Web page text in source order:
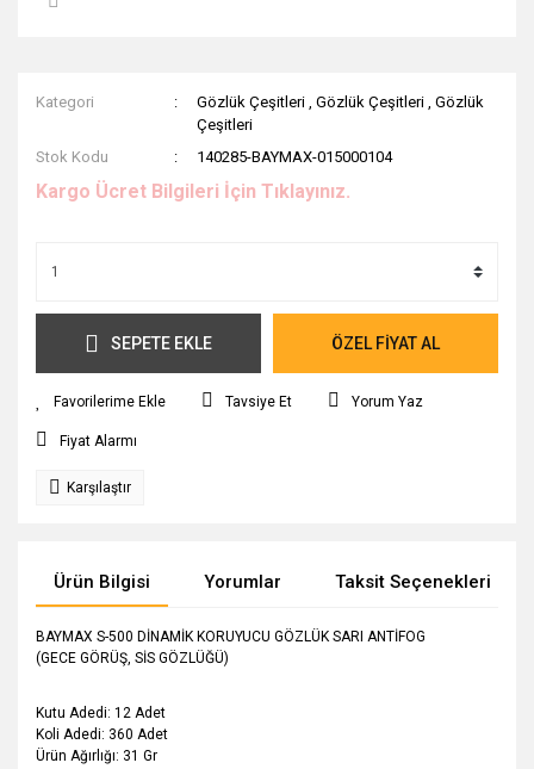
Kategori Gözlük Çeşitleri ,Gözlük Çeşitleri ,Gözlük
Çeşitleri
Stok Kodu
140285-BAYMAX-015000104
Kargo Ücret Bilgileri İçin Tıklayınız.
SEPETE EKLE ÖZEL FİYAT AL
Tavsiye Et Yorum Yaz
Fiyat Alarmı
Karşılaştır
Ürün Bilgisi Yorumlar Taksit Seçenekleri
BAYMAX S-500 DİNAMİK KORUYUCU GÖZLÜK SARI ANTİFOG
(GECE GÖRÜŞ, SİS GÖZLÜĞÜ)
Kutu Adedi: 12 Adet
Koli Adedi: 360 Adet
Ürün Ağırlığı: 31 Gr